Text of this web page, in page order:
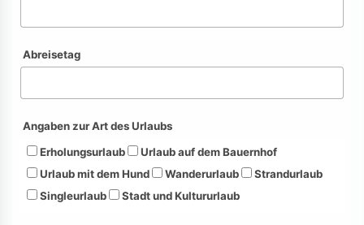
Abreisetag
Angaben zur Art des Urlaubs
Erholungsurlaub
Urlaub auf dem Bauernhof
Urlaub mit dem Hund
Wanderurlaub
Strandurlaub
Singleurlaub
Stadt und Kultururlaub